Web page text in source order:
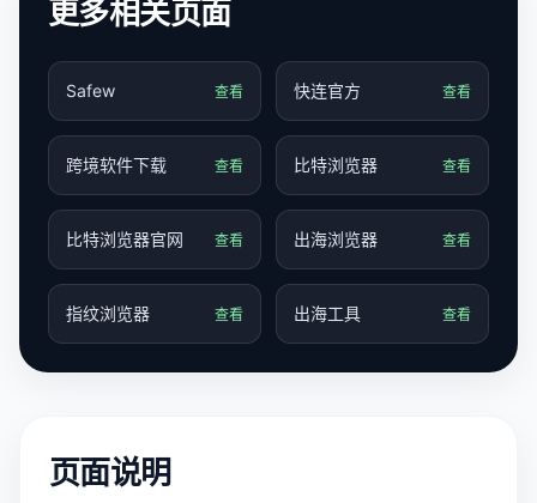
更多相关页面
Safew 查看 快连官方 查看
跨境软件下载 查看 比特浏览器 查看
比特浏览器官网 查看 出海浏览器 查看
指纹浏览器 查看 出海工具 查看
页面说明